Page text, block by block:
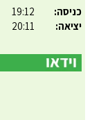
כניסה:
יציאה:
19:12
20:11